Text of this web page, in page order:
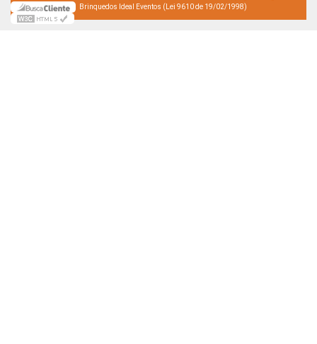
Brinquedos Ideal Eventos (Lei 9610 de 19/02/1998)